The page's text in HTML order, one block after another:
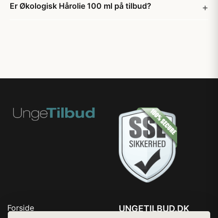
Er Økologisk Hårolie 100 ml på tilbud?
Forside
UNGETILBUD.DK